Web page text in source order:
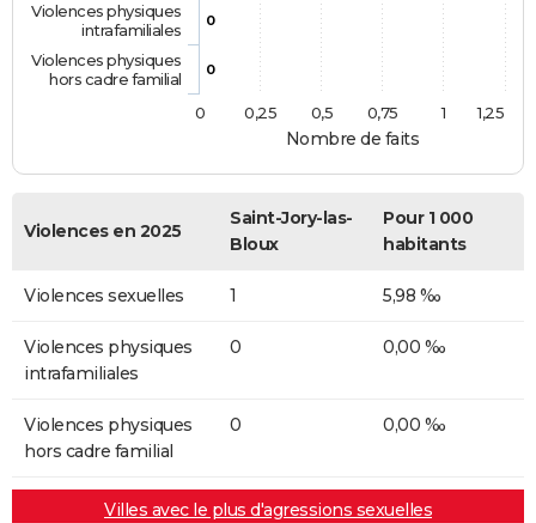
Nombre de faits
0
0
Violences physiques
intrafamiliales
Violences physiques
hors cadre familial
0
1
0,25 0,5 0,75 1,25
Violences en 2025
Saint-Jory-las-
Bloux
Pour 1 000
habitants
Violences sexuelles 1 5,98 ‰
Violences physiques
intrafamiliales
0 0,00 ‰
Violences physiques
hors cadre familial
0 0,00 ‰
Villes avec le plus d'agressions sexuelles